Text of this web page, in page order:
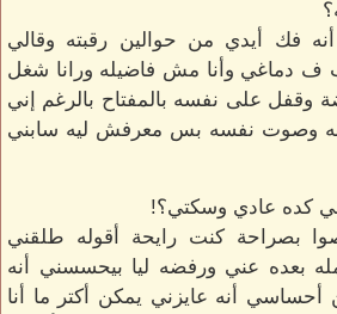
فك أيدي من حوالين رقبته وقالي
ف دماغي وأنا مش فاضيله ورانا شغل
وقفل على نفسه بالمفتاح بالرغم إني
وصوت نفسه بس معرفش ليه سابني
كده عادي وسكتي؟!
بصراحة كنت رايحة أقوله طلقني
بعده عني ورفضه ليا بيحسسني أنه
أنه عايزني يمكن أكتر ما أنا